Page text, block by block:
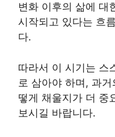
변화 이후의 삶에 대
시작되고 있다는 흐
다.
따라서 이 시기는 스
로 삼아야 하며, 과
떻게 채울지가 더 중
보시길 바랍니다.